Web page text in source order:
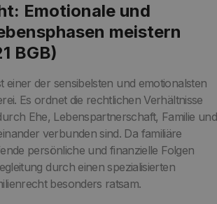
Emotionale und
meistern
BGB)
einer der sensibelsten und emotionalsten
Es ordnet die rechtlichen Verhältnisse
Ehe, Lebenspartnerschaft, Familie und
verbunden sind. Da familiäre
persönliche und finanzielle Folgen
durch einen spezialisierten
besonders ratsam.